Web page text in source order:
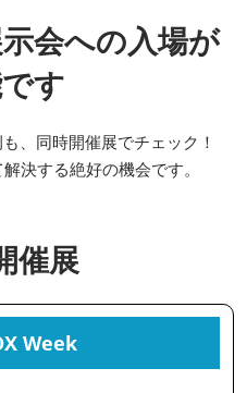
会への入場が
す
、同時開催展でチェック！
決する絶好の機会です。
催展
Week